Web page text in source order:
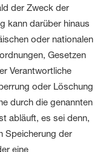
der Zweck der
kann darüber hinaus
oder nationalen
Gesetzen
Verantwortliche
oder Löschung
durch die genannten
abläuft, es sei denn,
Speicherung der
eine